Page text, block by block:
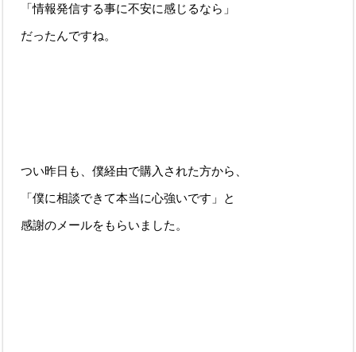
「情報発信する事に不安に感じるなら」
だったんですね。
つい昨日も、僕経由で購入された方から、
「僕に相談できて本当に心強いです」と
感謝のメールをもらいました。